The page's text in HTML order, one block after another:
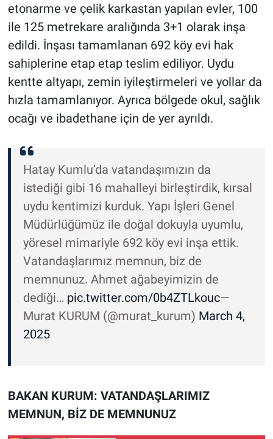
etonarme ve çelik karkastan yapılan evler, 100
ile 125 metrekare aralığında 3+1 olarak inşa
edildi. İnşası tamamlanan 692 köy evi hak
sahiplerine etap etap teslim ediliyor. Uydu
kentte altyapı, zemin iyileştirmeleri ve yollar da
hızla tamamlanıyor. Ayrıca bölgede okul, sağlık
ocağı ve ibadethane için de yer ayrıldı.
Hatay Kumlu’da vatandaşımızın da
istediği gibi 16 mahalleyi birleştirdik, kırsal
uydu kentimizi kurduk. Yapı İşleri Genel
Müdürlüğümüz ile doğal dokuyla uyumlu,
yöresel mimariyle 692 köy evi inşa ettik.
Vatandaşlarımız memnun, biz de
memnunuz. Ahmet ağabeyimizin de
dediği… pic.twitter.com/0b4ZTLkouc—
Murat KURUM (@murat_kurum) March 4,
2025
BAKAN KURUM: VATANDAŞLARIMIZ
MEMNUN, BİZ DE MEMNUNUZ